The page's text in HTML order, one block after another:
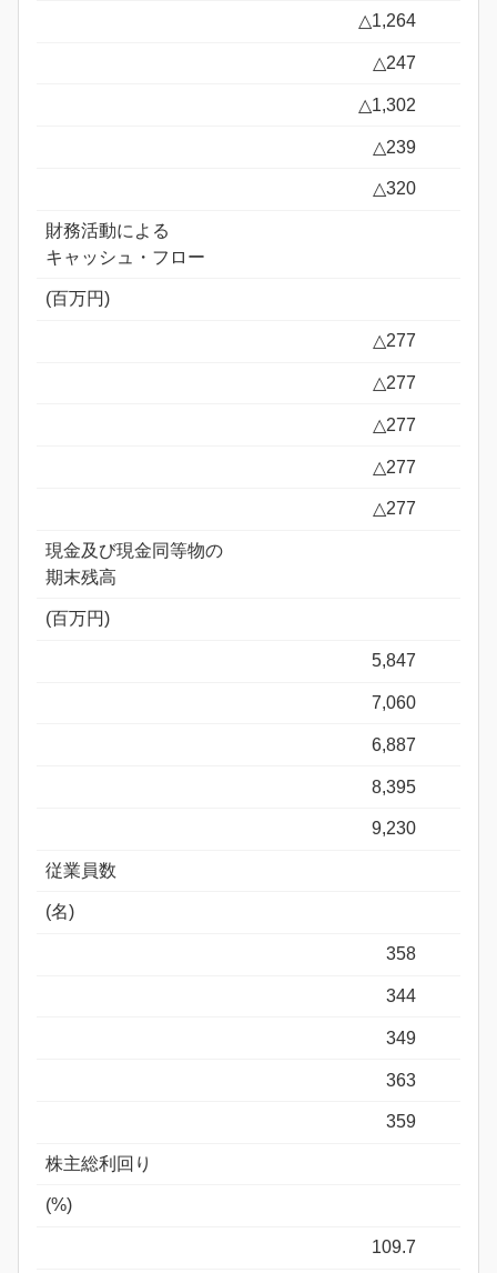
△1,264
△247
△1,302
△239
△320
財務活動による
キャッシュ・フロー
(百万円)
△277
△277
△277
△277
△277
現金及び現金同等物の
期末残高
(百万円)
5,847
7,060
6,887
8,395
9,230
従業員数
(名)
358
344
349
363
359
株主総利回り
(%)
109.7